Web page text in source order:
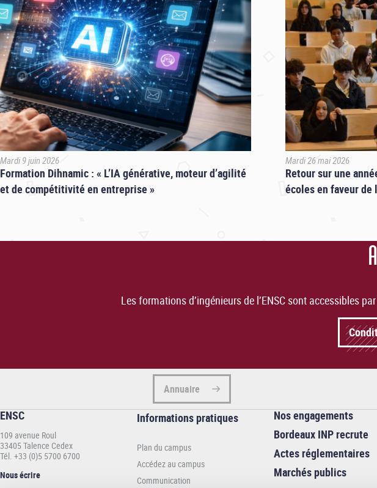
Mardi 9 juin 2026
Formation Dihnamic : « L’IA générative, moteur d’agilité
et de compétitivité en entreprise »
Mardi 26 mai 2026
Retour sur une
écoles en faveur de
Les formations d’ingénieurs de l’ENSC sont accessibles
Annuaire
ENSC
109 avenue Roul
33405 Talence Cedex
Tél. +33 (0)5 5700 6700
Nous écrire
Informations
ENSC
Informations pratiques
Plan du campus
Accédez au campus
Communication
Nos engagements
Bordeaux INP recrute
Actes réglementaires
Marchés publics